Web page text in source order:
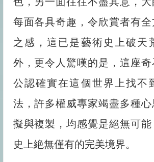
每面各具奇趣，令欣賞者有全
之感，這已是藝術史上破天
外，更令人驚嘆的是，這座
公認確實在這個世界上找不
法，許多權威專家竭盡多種
擬與複製，均感覺是絕無可
史上絶無僅有的完美境界。